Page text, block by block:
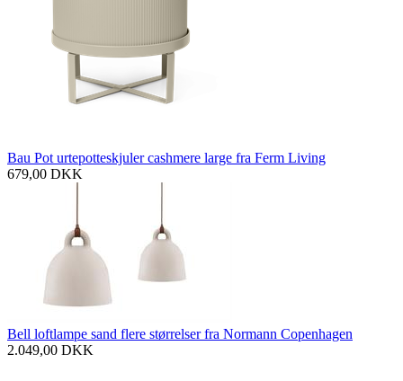
Bau Pot urtepotteskjuler cashmere large fra Ferm Living
679,00 DKK
Bell loftlampe sand flere størrelser fra Normann Copenhagen
2.049,00 DKK